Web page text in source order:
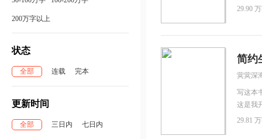
200万字以上
状态
全部 连载 完本
更新时间
全部 三日内 七日内
村娃，
时光。
可爱的
场甜蠢
难以言
一场美
小美好
29.90
简约
蓂蓂深
写这本
这是我
相信大
29.81